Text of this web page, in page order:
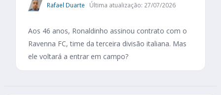
Rafael Duarte Última atualização: 27/07/2026
Aos 46 anos, Ronaldinho assinou contrato com o
Ravenna FC, time da terceira divisão italiana. Mas
ele voltará a entrar em campo?